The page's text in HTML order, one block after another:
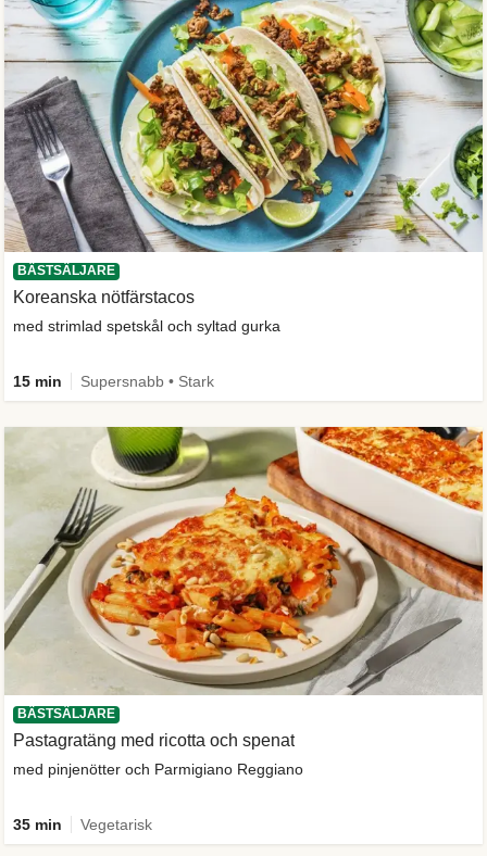
BÄSTSÄLJARE
Koreanska nötfärstacos
med strimlad spetskål och syltad gurka
15 min Supersnabb • Stark
BÄSTSÄLJARE
Pastagratäng med ricotta och spenat
med pinjenötter och Parmigiano Reggiano
35 min Vegetarisk